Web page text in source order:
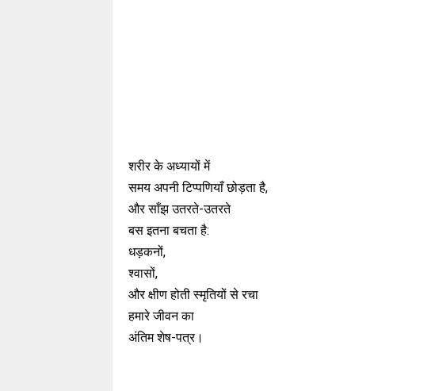
शरीर के अध्यायों में
समय अपनी टिप्पणियाँ छोड़ता है,
और साँझ उतरते-उतरते
बस इतना बचता है:
धड़कनों,
श्वासों,
और क्षीण होती स्मृतियों से रचा
हमारे जीवन का
अंतिम शेष-पत्र।